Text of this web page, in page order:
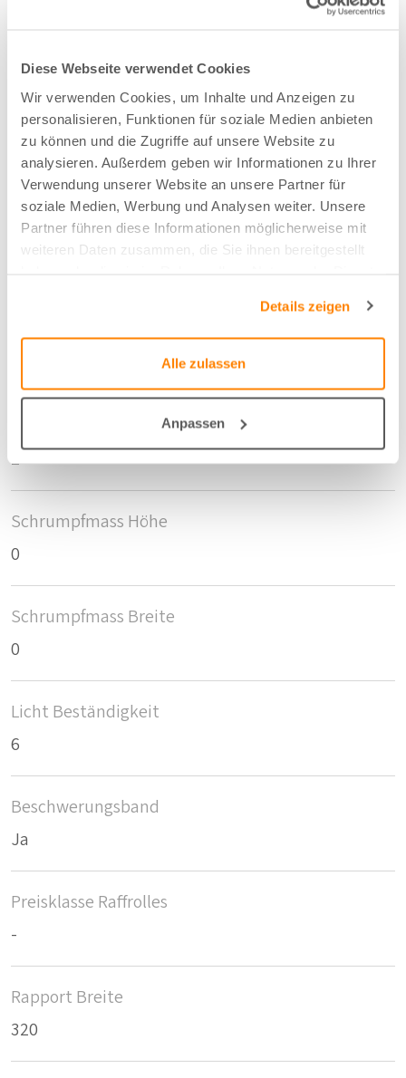
Diese Webseite verwendet Cookies
Wir verwenden Cookies, um Inhalte und Anzeigen zu
personalisieren, Funktionen für soziale Medien anbieten
zu können und die Zugriffe auf unsere Website zu
analysieren. Außerdem geben wir Informationen zu Ihrer
Verwendung unserer Website an unsere Partner für
soziale Medien, Werbung und Analysen weiter. Unsere
Partner führen diese Informationen möglicherweise mit
weiteren Daten zusammen, die Sie ihnen bereitgestellt
Details zeigen
Alle zulassen
Anpassen
Recycelte PET-Flaschen
Zusammensetzung
78%PES F.R./22%PET F.R
Farbe
Breite/Höhe
Anzahl der Fläschen pro m2
2
Schrumpfmass Höhe
0
Schrumpfmass Breite
0
Licht Beständigkeit
6
Beschwerungsband
Ja
Preisklasse Raffrolles
-
Rapport Breite
320